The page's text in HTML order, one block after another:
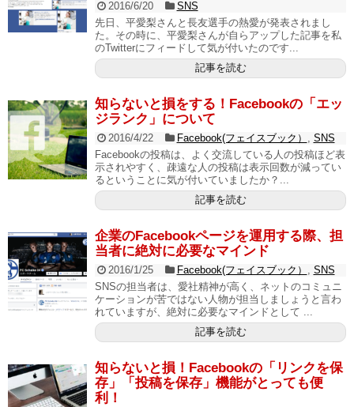
2016/6/20
SNS
先日、平愛梨さんと長友選手の熱愛が発表されまし
た。その時に、平愛梨さんが自らアップした記事を私
のTwitterにフィードして気が付いたのです...
記事を読む
知らないと損をする！Facebookの「エッ
ジランク」について
2016/4/22 Facebook(フェイスブック） , SNS
Facebookの投稿は、よく交流している人の投稿ほど表
示されやすく、疎遠な人の投稿は表示回数が減ってい
るということに気が付いていましたか？...
記事を読む
企業のFacebookページを運用する際、担
当者に絶対に必要なマインド
2016/1/25 Facebook(フェイスブック） , SNS
SNSの担当者は、愛社精神が高く、ネットのコミュニ
ケーションが苦ではない人物が担当しましょうと言わ
れていますが、絶対に必要なマインドとして ...
記事を読む
知らないと損！Facebookの「リンクを保
存」「投稿を保存」機能がとっても便
利！